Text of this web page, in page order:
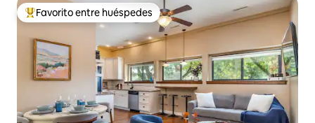
Favorito entre huéspedes preferido
Favorito entre huéspedes